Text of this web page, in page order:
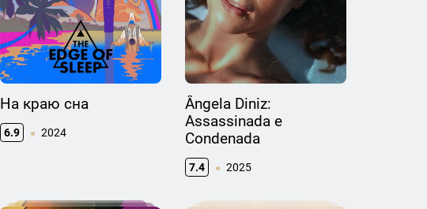
На краю сна
6.9 2024
Ângela Diniz:
Assassinada e
Condenada
7.4 2025